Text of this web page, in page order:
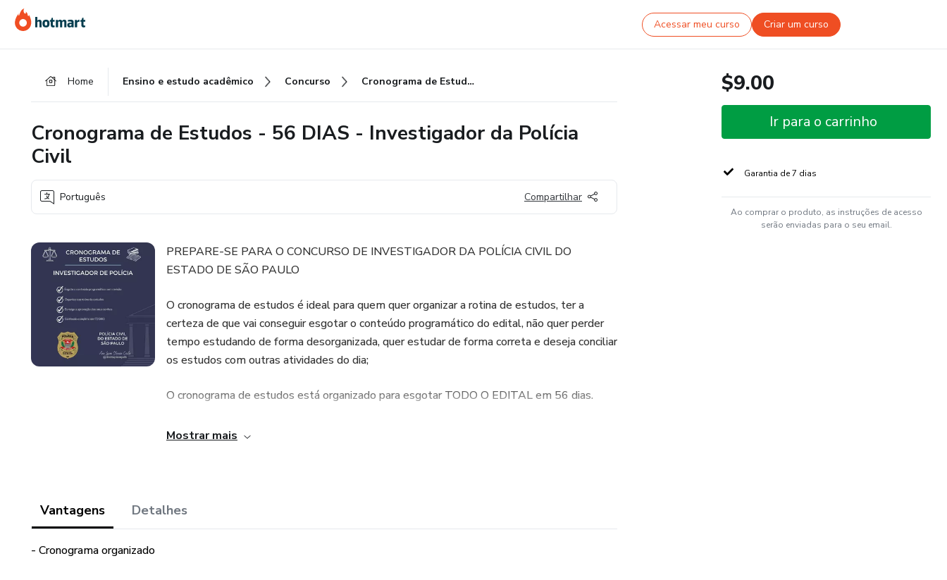
para
o
para
o
para
o
Acessar meu curso Criar um curso
Home Ensino e estudo acadêmico Concurso Cronograma de Estudos - 56 DIAS - Investigador da Polícia Civil
Cronograma de Estudos - 56 DIAS - Investigador da Polícia
Civil
Português Compartilhar
PREPARE-SE PARA O CONCURSO DE INVESTIGADOR DA POLÍCIA CIVIL DO
ESTADO DE SÃO PAULO
O cronograma de estudos é ideal para quem quer organizar a rotina de estudos, ter a
certeza de que vai conseguir esgotar o conteúdo programático do edital, não quer perder
tempo estudando de forma desorganizada, quer estudar de forma correta e deseja conciliar
os estudos com outras atividades do dia;
O cronograma de estudos está organizado para esgotar TODO O EDITAL em 56 dias.
Comecei a produzir cronogramas de estudos, pois, com apenas 23 anos, graduada em
Sempre gostei muito de estudar e percebi que o estudo organizado e bem planejado faz a
Mostrar mais
Vantagens Detalhes
- Cronograma organizado
$9.00
Ir para o carrinho
Garantia de 7 dias
Ao comprar o produto, as instruções de acesso
serão enviadas para o seu email.